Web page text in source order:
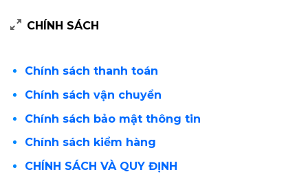
CHÍNH SÁCH
Chính sách thanh toán
Chính sách vận chuyển
Chính sách bảo mật thông tin
Chính sách kiểm hàng
CHÍNH SÁCH VÀ QUY ĐỊNH